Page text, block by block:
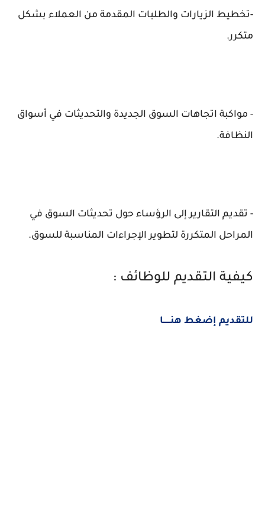
-تخطيط الزيارات والطلبات المقدمة من العملاء بشكل
متكرر.
- مواكبة اتجاهات السوق الجديدة والتحديثات في أسواق
النظافة.
- تقديم التقارير إلى الرؤساء حول تحديثات السوق في
المراحل المتكررة لتطوير الإجراءات المناسبة للسوق.
كيفية التقديم للوظائف :
للتقديم إضغط هنــــــا